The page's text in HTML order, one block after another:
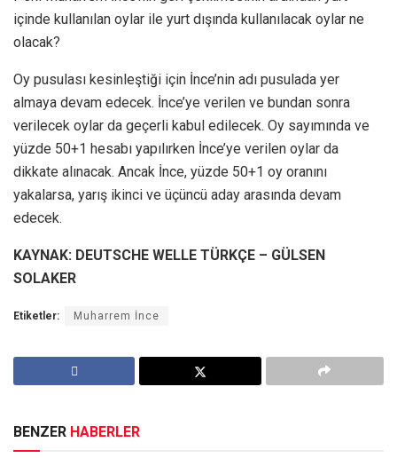
içinde kullanılan oylar ile yurt dışında kullanılacak oylar ne
olacak?
Oy pusulası kesinleştiği için İnce’nin adı pusulada yer
almaya devam edecek. İnce’ye verilen ve bundan sonra
verilecek oylar da geçerli kabul edilecek. Oy sayımında ve
yüzde 50+1 hesabı yapılırken İnce’ye verilen oylar da
dikkate alınacak. Ancak İnce, yüzde 50+1 oy oranını
yakalarsa, yarış ikinci ve üçüncü aday arasında devam
edecek.
KAYNAK: DEUTSCHE WELLE TÜRKÇE – GÜLSEN
SOLAKER
Etiketler: Muharrem İnce
BENZER HABERLER